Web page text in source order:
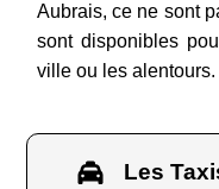
Aubrais, ce ne sont
sont disponibles
ville ou les alentours.
Les